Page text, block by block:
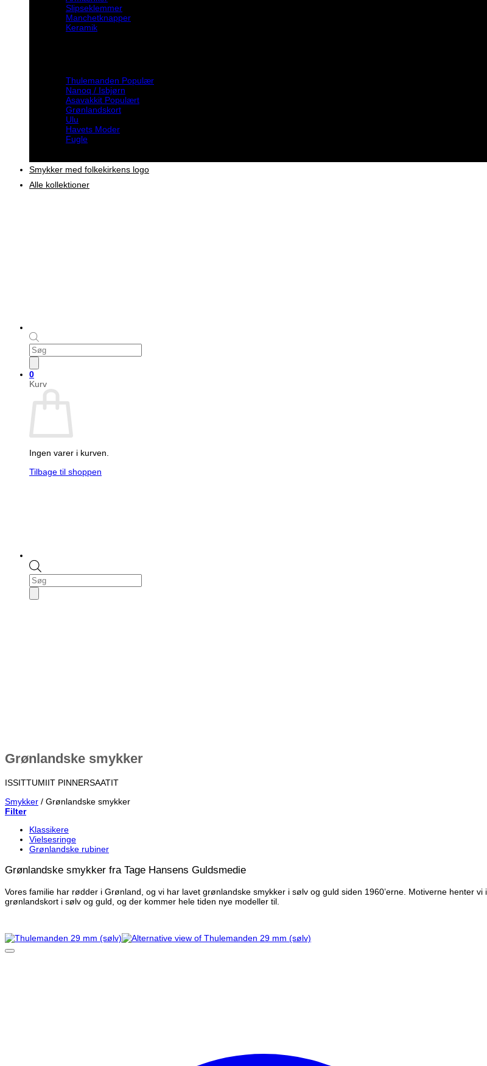
Products
search
0
Kurv
Ingen varer i kurven.
Tilbage til shoppen
Slipseklemmer
Manchetknapper
Keramik
Thulemanden
Nanoq / Isbjørn
Asavakkit
Grønlandskort
Ulu
Havets Moder
Fugle
Smykker med folkekirkens logo
Alle kollektioner
Products
search
Grønlandske smykker
ISSITTUMIIT PINNERSAATIT
Smykker / Grønlandske smykker
Filter
Klassikere
Vielsesringe
Grønlandske rubiner
Grønlandske smykker fra Tage Hansens Guldsmedie
Vores familie har rødder i Grønland, og vi har lavet grønlandske smykker i sølv og guld siden 1960’erne. Motiverne henter
grønlandskort i sølv og guld, og der kommer hele tiden nye modeller til.